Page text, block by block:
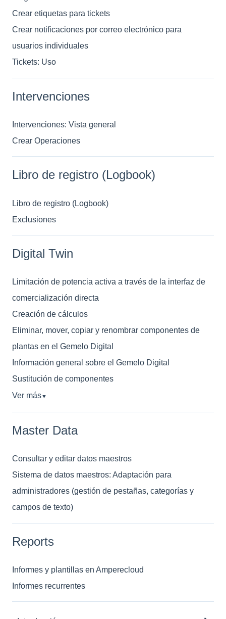
Crear etiquetas para tickets
Crear notificaciones por correo electrónico para
usuarios individuales
Tickets: Uso
Intervenciones
Intervenciones: Vista general
Crear Operaciones
Libro de registro (Logbook)
Libro de registro (Logbook)
Exclusiones
Digital Twin
Limitación de potencia activa a través de la interfaz de
comercialización directa
Creación de cálculos
Eliminar, mover, copiar y renombrar componentes de
plantas en el Gemelo Digital
Información general sobre el Gemelo Digital
Sustitución de componentes
Ver más▼
Master Data
Consultar y editar datos maestros
Sistema de datos maestros: Adaptación para
administradores (gestión de pestañas, categorías y
campos de texto)
Reports
Informes y plantillas en Amperecloud
Informes recurrentes